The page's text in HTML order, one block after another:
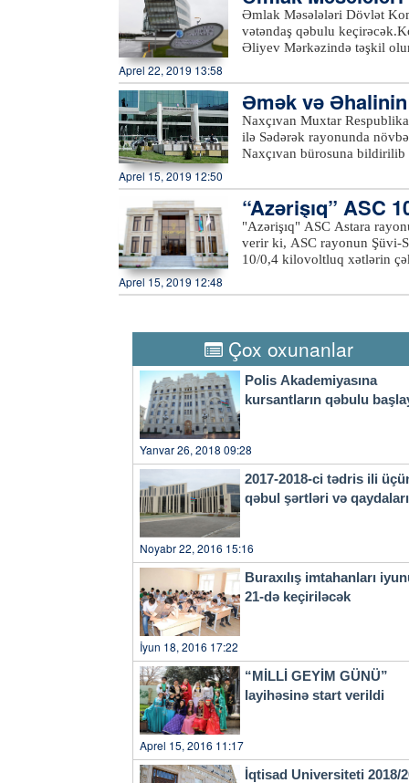
əcək
Əmlak Məsələləri Dövlət
vətəndaş qəbulu
Əliyev Mərkəzində təşkil
Komitəsi fəaliyyət prinsipinə
çevik olaraq cavablandırır.
Qəbul zamanı komitənin
dövlət əmlakının
kimi müraciətlərə
müəyyənləşdirilməsi, ünvan
Aprel 22, 2019 13:58
Əmək və
ığı ilə…
Naxçıvan Muxtar
ilə Sədərək rayonunda
Naxçıvan bürosuna
Bildirib ki, “2016-2020-ci
artırılması üzrə Dövlət
respublikada yeni iş
yüksəldilməsinə öz
Hüseynov vurğulayıb ki,
fəallığın yüksəldilməsi
çıxarıldığı tədbirdə 13
Aprel 15, 2019 12:50
“Azərişıq” ASC
"Azərişıq" ASC Astara
verir ki, ASC rayonun Şüvi-
10/0,4 kilovoltluq xətlərin
Aprel 15, 2019 12:48
Çox oxunanlar
Polis Akademiyasına
kursantların qəbulu
Yanvar 26, 2018 09:28
2017-2018-ci tədris ili
qəbul şərtləri və
Noyabr 22, 2016 15:16
Buraxılış imtahanları
21-də keçiriləcək
İyun 18, 2016 17:22
“MİLLİ GEYİM GÜNÜ”
layihəsinə start verildi
Aprel 15, 2016 11:17
İqtisad Universiteti 2018/